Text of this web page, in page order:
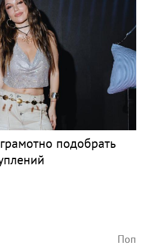
подобрать
Поп